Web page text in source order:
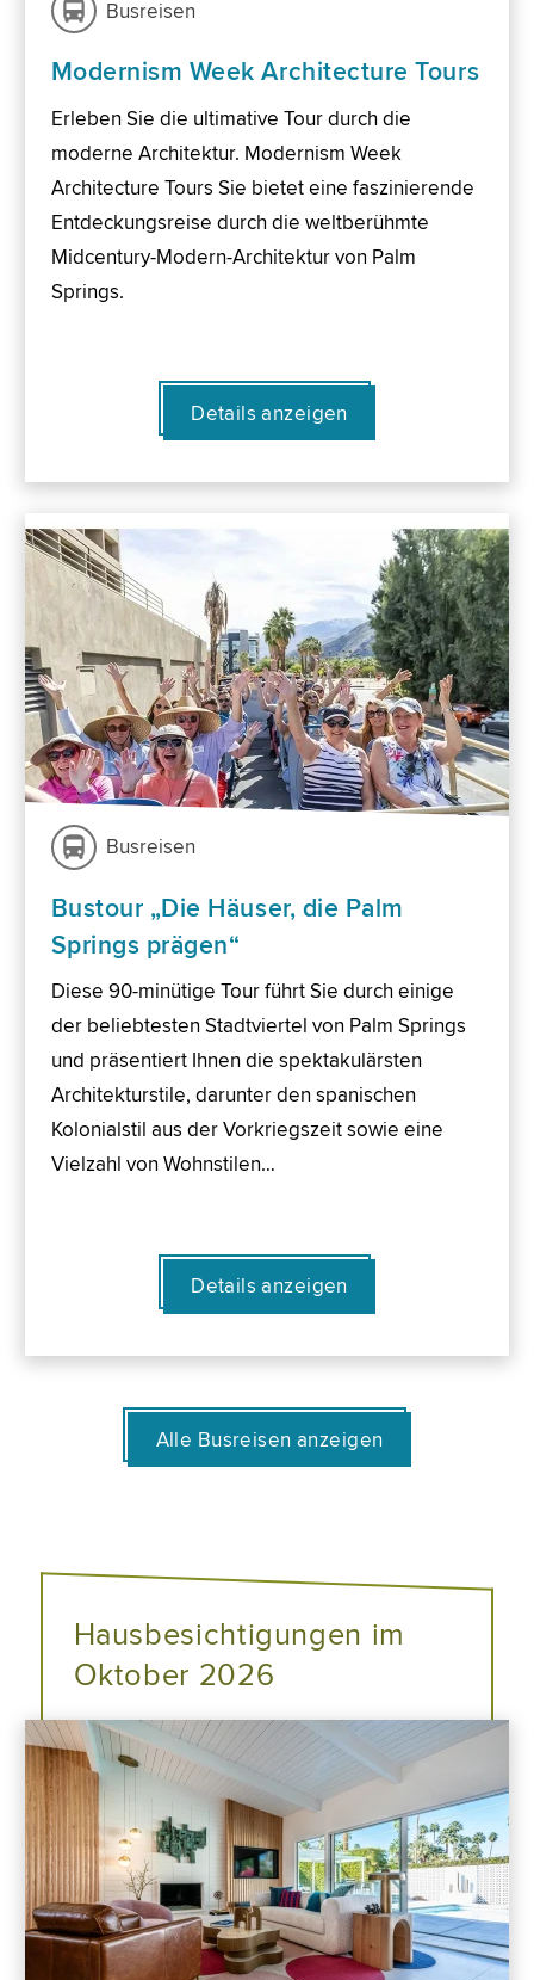
Busreisen
Modernism Week Architecture Tours
Erleben Sie die ultimative Tour durch die
moderne Architektur. Modernism Week
Architecture Tours Sie bietet eine faszinierende
Entdeckungsreise durch die weltberühmte
Midcentury-Modern-Architektur von Palm
Springs.
Details anzeigen
Busreisen
Bustour „Die Häuser, die Palm
Springs prägen“
Diese 90-minütige Tour führt Sie durch einige
der beliebtesten Stadtviertel von Palm Springs
und präsentiert Ihnen die spektakulärsten
Architekturstile, darunter den spanischen
Kolonialstil aus der Vorkriegszeit sowie eine
Vielzahl von Wohnstilen…
Details anzeigen
Alle Busreisen anzeigen
Hausbesichtigungen im
Oktober 2026